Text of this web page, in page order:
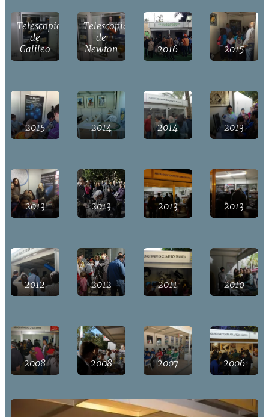
Telescopio
de
Galileo
Telescopio
de
Newton
2016 2015
2015 2014 2014 2013
2013 2013 2013 2013
2012 2012 2011 2010
2008 2008 2007 2006